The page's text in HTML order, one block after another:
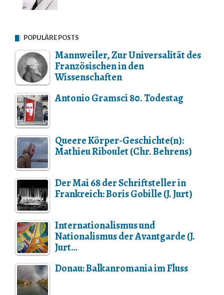
POPULÄRE POSTS
Mannweiler, Zur Universalität des
Französischen in den
Wissenschaften
Antonio Gramsci 80. Todestag
Queere Körper-Geschichte(n):
Mathieu Riboulet (Chr. Behrens)
Der Mai 68 der Schriftsteller in
Frankreich: Boris Gobille (J. Jurt)
Internationalismus und
Nationalismus der Avantgarde (J.
Jurt…
Donau: Balkanromania im Fluss